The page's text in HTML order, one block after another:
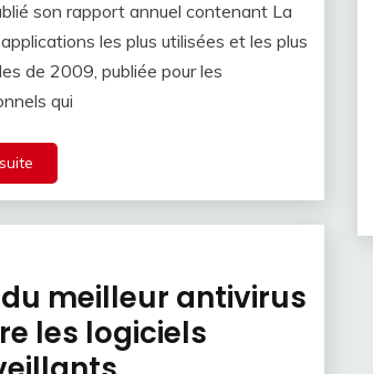
son rapport annuel contenant La
les plus utilisées et les plus
de 2009, publiée pour les
qui
meilleur antivirus
les logiciels